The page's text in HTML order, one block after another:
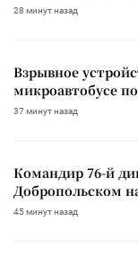
28 минут назад
Взрывное
микроавтобусе
37 минут назад
Командир 76-й
Добропольском
45 минут назад